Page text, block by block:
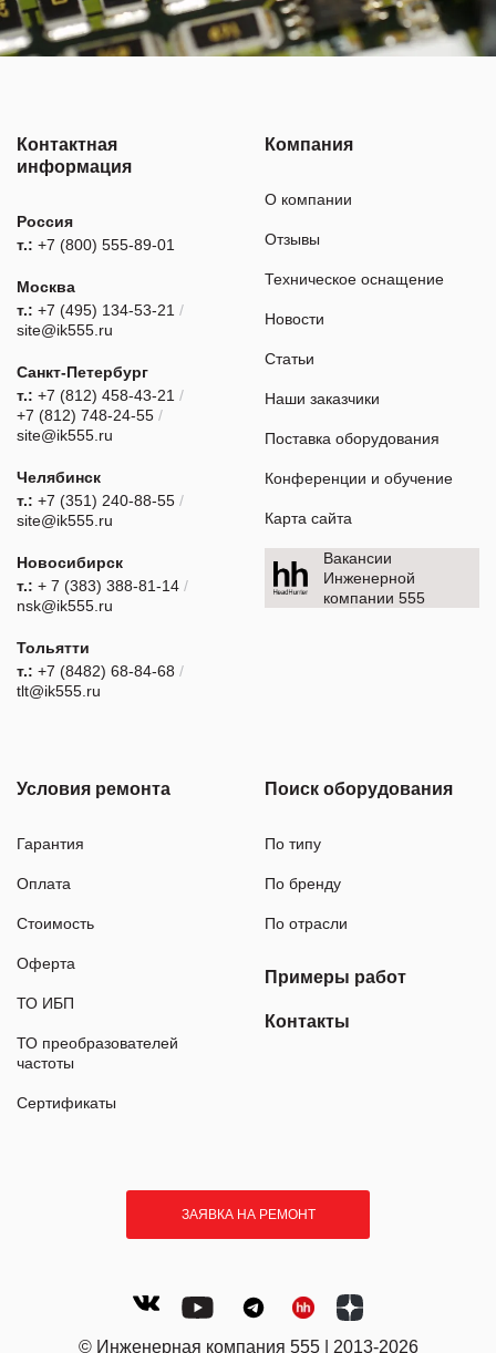
Контактная
информация
Россия
т.: +7 (800) 555-89-01
Москва
т.: +7 (495) 134-53-21 /
site@ik555.ru
Санкт-Петербург
т.: +7 (812) 458-43-21 /
+7 (812) 748-24-55 /
site@ik555.ru
Челябинск
т.: +7 (351) 240-88-55 /
site@ik555.ru
Новосибирск
т.: + 7 (383) 388-81-14 /
nsk@ik555.ru
Тольятти
т.: +7 (8482) 68-84-68 /
tlt@ik555.ru
Компания
О компании
Отзывы
Техническое оснащение
Новости
Статьи
Наши заказчики
Поставка оборудования
Конференции и обучение
Карта сайта
Вакансии
Инженерной
компании 555
Условия ремонта
Гарантия
Оплата
Стоимость
Оферта
ТО ИБП
ТО преобразователей
частоты
Сертификаты
Поиск оборудования
По типу
По бренду
По отрасли
Примеры работ
Контакты
ЗАЯВКА НА РЕМОНТ
© Инженерная компания 555 | 2013-2026